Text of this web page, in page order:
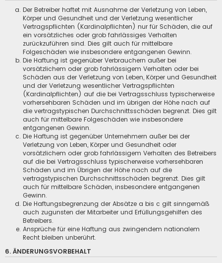
Der Betreiber haftet mit Ausnahme der Verletzung von Leben,
Körper und Gesundheit und der Verletzung wesentlicher
Vertragspflichten (Kardinalpflichten) nur für Schäden, die auf
ein vorsätzliches oder grob fahrlässiges Verhalten
zurückzuführen sind. Dies gilt auch für mittelbare
Folgeschäden wie insbesondere entgangenen Gewinn.
Die Haftung ist gegenüber Verbrauchern außer bei
vorsätzlichem oder grob fahrlässigem Verhalten oder bei
Schäden aus der Verletzung von Leben, Körper und Gesundheit
und der Verletzung wesentlicher Vertragspflichten
(Kardinalpflichten) auf die bei Vertragsschluss typischerweise
vorhersehbaren Schäden und im übrigen der Höhe nach auf
die vertragstypischen Durchschnittsschäden begrenzt. Dies gilt
auch für mittelbare Folgeschäden wie insbesondere
entgangenen Gewinn.
Die Haftung ist gegenüber Unternehmern außer bei der
Verletzung von Leben, Körper und Gesundheit oder
vorsätzlichem oder grob fahrlässigem Verhalten des Betreibers
auf die bei Vertragsschluss typischerweise vorhersehbaren
Schäden und im Übrigen der Höhe nach auf die
vertragstypischen Durchschnittsschäden begrenzt. Dies gilt
auch für mittelbare Schäden, insbesondere entgangenen
Gewinn.
Die Haftungsbegrenzung der Absätze a bis c gilt sinngemäß
auch zugunsten der Mitarbeiter und Erfüllungsgehilfen des
Betreibers.
Ansprüche für eine Haftung aus zwingendem nationalem
Recht bleiben unberührt.
6. ÄNDERUNGSVORBEHALT